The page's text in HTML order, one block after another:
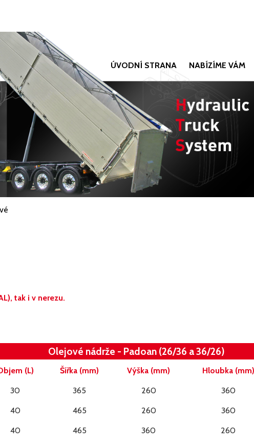
ÚVODNÍ STRANA NABÍZÍME VÁM
tak i v nerezu.
Olejové nádrže - Padoan (26/36 a 36/26)
(L) Šířka (mm) Výška (mm) Hloubka (mm)
30 365 260 360
40 465 260 360
40 465 360 260